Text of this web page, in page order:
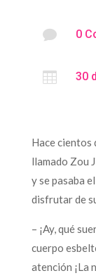
 0
 30
Hace cientos
llamado Zou
y se pasaba
disfrutar de
– ¡Ay, qué
cuerpo
atención ¡La